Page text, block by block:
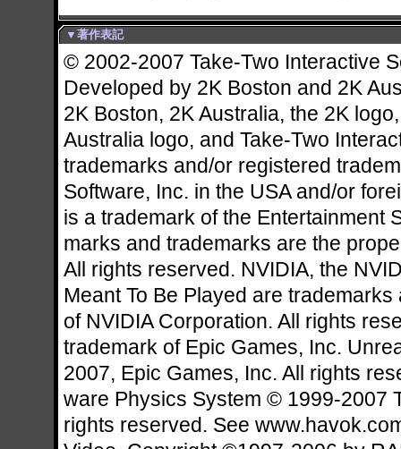
▼著作表記
© 2002-2007 Take-Two Interactive
Developed by 2K Boston and 2K
2K Boston, 2K Australia, the 2K
Australia logo, and Take-Two
trademarks and/or registered
Software, Inc. in the USA and/or
is a trademark of the Entertainment
marks and trademarks are the
All rights reserved. NVIDIA, the
Meant To Be Played are
of NVIDIA Corporation. All rights
trademark of Epic Games, Inc.
2007, Epic Games, Inc. All rights
ware Physics System © 1999-2007
rights reserved. See